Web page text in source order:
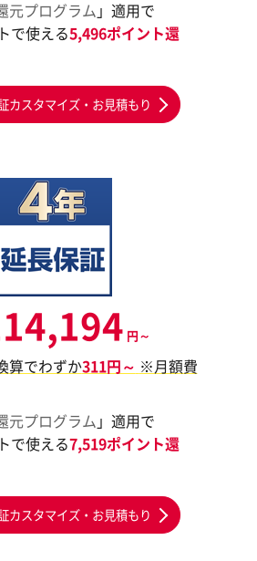
元プログラム 」適用で
で使える5,496ポイント還
カスタマイズ・お見積もり
円～
算でわずか311円～ ※月額費
元プログラム 」適用で
で使える7,519ポイント還
カスタマイズ・お見積もり